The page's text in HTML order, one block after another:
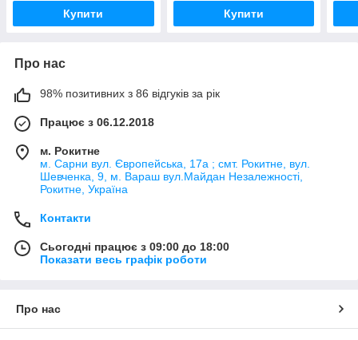
Купити Купити
Про нас
98% позитивних з 86 відгуків за рік
Працює з 06.12.2018
м. Рокитне
м. Сарни вул. Європейська, 17а ; смт. Рокитне, вул.
Шевченка, 9, м. Вараш вул.Майдан Незалежності,
Рокитне, Україна
Контакти
Сьогодні працює з 09:00 до 18:00
Показати весь графік роботи
Про нас